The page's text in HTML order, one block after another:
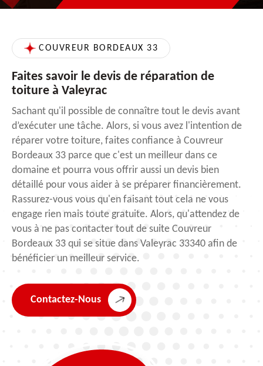
COUVREUR BORDEAUX 33
Faites savoir le devis de réparation de
toiture à Valeyrac
Sachant qu'il possible de connaître tout le devis avant
d’exécuter une tâche. Alors, si vous avez l'intention de
réparer votre toiture, faites confiance à Couvreur
Bordeaux 33 parce que c'est un meilleur dans ce
domaine et pourra vous offrir aussi un devis bien
détaillé pour vous aider à se préparer financièrement.
Rassurez-vous vous qu'en faisant tout cela ne vous
engage rien mais toute gratuite. Alors, qu'attendez de
vous à ne pas contacter tout de suite Couvreur
Bordeaux 33 qui se situe dans Valeyrac 33340 afin de
bénéficier un meilleur service.
Contactez-Nous